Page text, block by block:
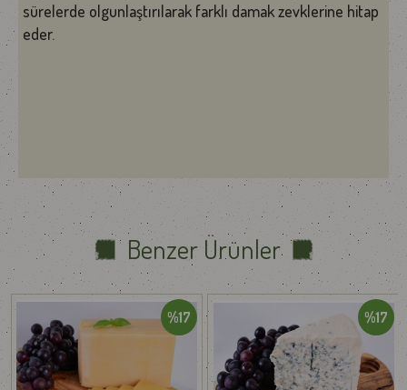
sürelerde olgunlaştırılarak farklı damak zevklerine hitap
eder.
🧀
İyi, Temiz ve Adil Gıda…
Ürünlerimizi tüm Türkiye’ye Yurtiçi Kargo aracılığı ile soğuk zincir
hassasiyetine uygun olarak özenle hazırlayıp müşterilerimize
ulaştırıyoruz.
Söz konusu gıda olunca lezzetin bozulmaması ve soğuk zincirin
muhafaza edilmesine oldukça önem vermekteyiz. Kırılma veya
hasar riski bulunan ürünler, taşıma sırasında ekstra koruma
Benzer Ürünler
%17 %17